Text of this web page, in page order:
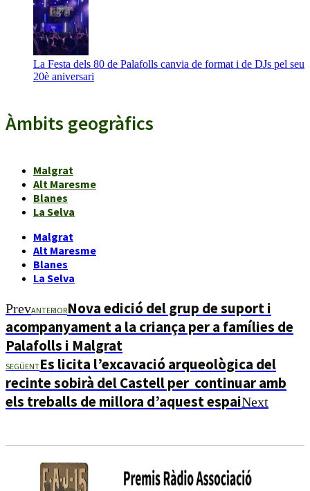
La Festa dels 80 de Palafolls canvia de format i de DJs pel seu
20è aniversari
Àmbits geogràfics
Malgrat
Alt Maresme
Blanes
La Selva
Malgrat
Alt Maresme
Blanes
La Selva
PrevANTERIORNova edició del grup de suport i
acompanyament a la criança per a famílies de
Palafolls i Malgrat
SEGÜENTEs licita l’excavació arqueològica del
recinte sobirà del Castell per continuar amb
els treballs de millora d’aquest espaiNext